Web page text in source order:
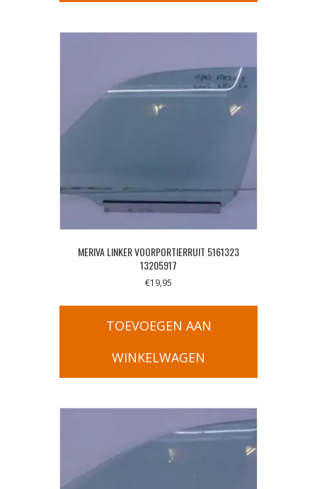
MERIVA LINKER VOORPORTIERRUIT 5161323
13205917
€19,95
TOEVOEGEN AAN
WINKELWAGEN